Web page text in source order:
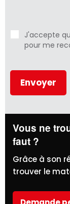
J'accepte
pour me
Vous ne
faut ?
Grâce à son
trouver le